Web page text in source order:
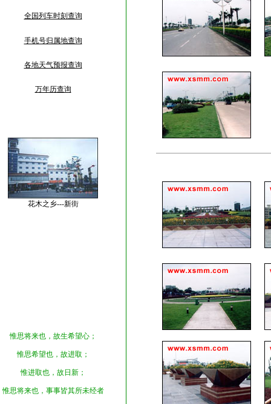
全国列车时刻查询
手机号归属地查询
各地天气预报查询
万年历查询
花木之乡---新街
惟思将来也，故生希望心；
惟思希望也，故进取；
惟进取也，故日新；
惟思将来也，事事皆其所未经者